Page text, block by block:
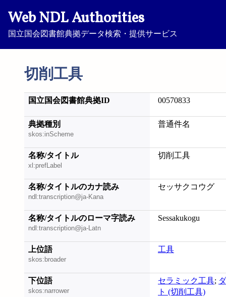
Web NDL Authorities
国立国会図書館典拠データ検索・提供サービス
切削工具
国立国会図書館典拠ID 00570833
典拠種別
skos:inScheme
普通件名
名称/タイトル
xl:prefLabel
切削工具
名称/タイトルのカナ読み
ndl:transcription@ja-Kana
セッサクコウグ
名称/タイトルのローマ字読み
ndl:transcription@ja-Latn
Sessakukogu
上位語
skos:broader
工具
下位語
skos:narrower
セラミック工具;
ト (切削工具)